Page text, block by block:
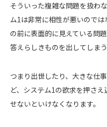
そういった複雑な問題を扱わ
ム1は非常に相性が悪いので
の前に表面的に見えている問
答えらしきものを出してしま
つまり出世したり、大きな仕
ど、システム1の欲求を押さ
せないといけなくなります。